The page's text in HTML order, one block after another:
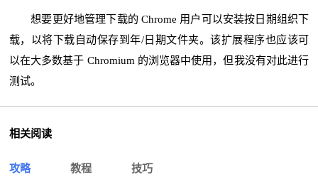
想要更好地管理下载的 Chrome 用户可以安装按日期组织下
载，以将下载自动保存到年/日期文件夹。该扩展程序也应该可
以在大多数基于 Chromium 的浏览器中使用，但我没有对此进行
测试。
相关阅读
攻略 教程 技巧